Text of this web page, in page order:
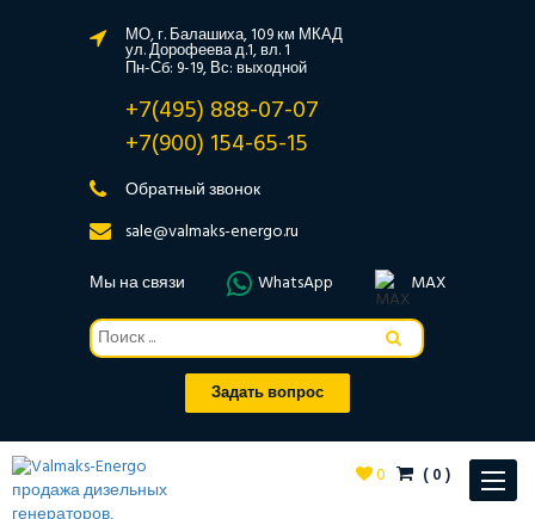
МО, г. Балашиха, 109 км МКАД
ул. Дорофеева д.1, вл. 1
Пн-Сб: 9-19, Вс: выходной
+7(495) 888-07-07
+7(900) 154-65-15
Обратный звонок
sale@valmaks-energo.ru
Мы на связи
WhatsApp MAX
Задать вопрос
Toggle
0 (0)